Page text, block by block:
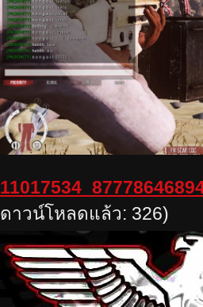
ดาวน์โหลดแล้ว: 326)